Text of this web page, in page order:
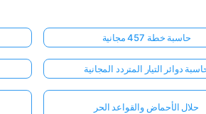
حاسبة خطة 457 مجانية
دوائر التيار المتردد المجانية
حلال الأحماض والقواعد الحر